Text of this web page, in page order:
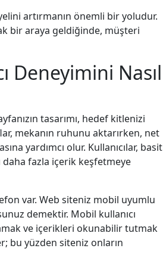
artırmanın önemli bir yoludur.
bir araya geldiğinde, müşteri
Deneyimini Nasıl
tasarımı, hedef kitlenizi
mekanın ruhunu aktarırken, net
yardımcı olur. Kullanıcılar, basit
fazla içerik keşfetmeye
var. Web siteniz mobil uyumlu
demektir. Mobil kullanıcı
ve içerikleri okunabilir tutmak
bu yüzden siteniz onların